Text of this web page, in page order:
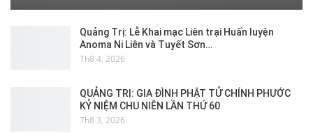
Quảng Trị: Lễ Khai mạc Liên trại Huấn luyện
Anoma Ni Liên và Tuyết Sơn…
Th8 4, 2026
QUẢNG TRỊ: GIA ĐÌNH PHẬT TỬ CHÍNH PHƯỚC
KỶ NIỆM CHU NIÊN LẦN THỨ 60
Th8 3, 2026